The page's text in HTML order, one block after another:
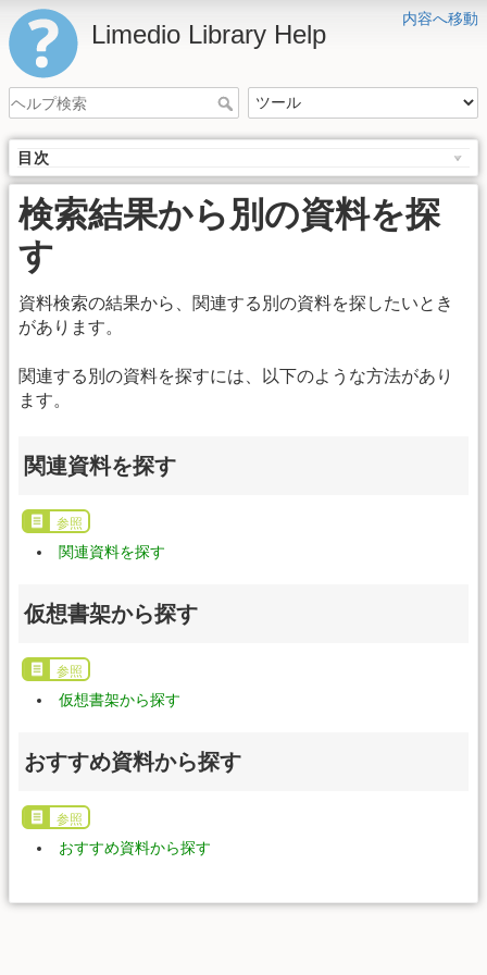
内容へ移動
Limedio Library Help
目次
検索結果から別の資料を探
す
資料検索の結果から、関連する別の資料を探したいとき
があります。
関連する別の資料を探すには、以下のような方法があり
ます。
関連資料を探す
参照
関連資料を探す
仮想書架から探す
参照
仮想書架から探す
おすすめ資料から探す
参照
おすすめ資料から探す